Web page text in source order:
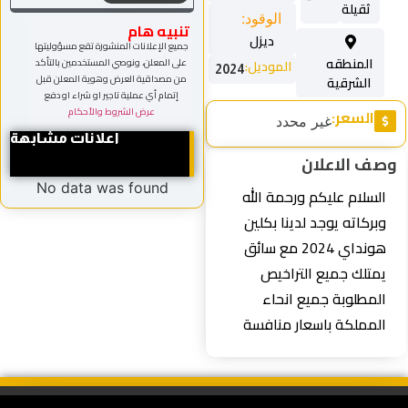
الوقود:
ديزل
الموديل:2024
المنطقه
الشرقية
ثقيلة
السعر:غير محدد
وصف الاعلان
السلام عليكم ورحمة الله
وبركاته يوجد لدينا بكلين
هونداي 2024 مع سائق
يمتلك جميع التراخيص
المطلوبة جميع انحاء
المملكة باسعار منافسة
تنبيه هام
جميع الإعلانات المنشورة تقع مسؤوليتها
على المعلن، ونوصي المستخدمين بالتأكد
من مصداقية العرض وهوية المعلن قبل
إتمام أي عملية تاجير او شراء او دفع
عرض الشروط والأحكام
اعلانات مشابهة
No data was found